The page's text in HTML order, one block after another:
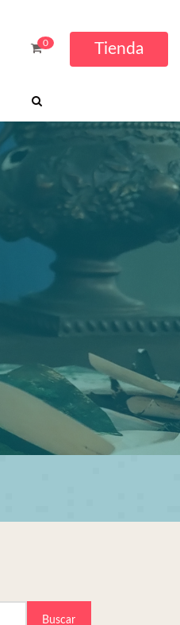
Tienda
0
Buscar